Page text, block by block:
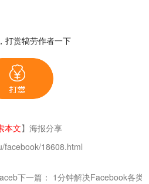
打赏犒劳作者一下
本文】 海报分享
facebook/18608.html
广告推广成功
下一篇： 1分钟解决Facebook各类